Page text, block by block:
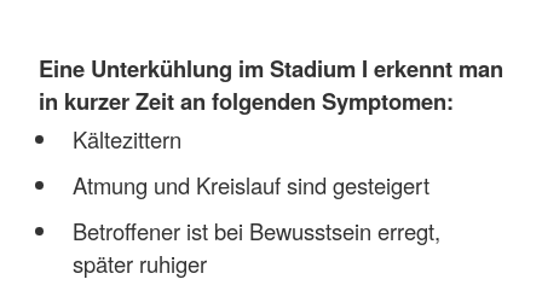
Eine Unterkühlung im Stadium I erkennt man
in kurzer Zeit an folgenden Symptomen:
Kältezittern
Atmung und Kreislauf sind gesteigert
Betroffener ist bei Bewusstsein erregt,
später ruhiger